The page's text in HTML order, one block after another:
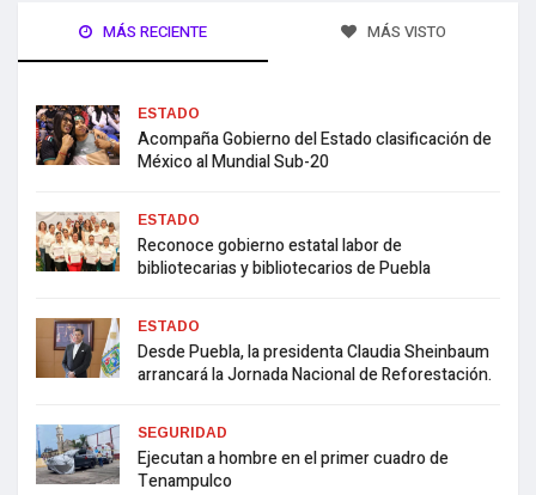
MÁS RECIENTE MÁS VISTO
ESTADO
Acompaña Gobierno del Estado clasificación de
México al Mundial Sub-20
ESTADO
Reconoce gobierno estatal labor de
bibliotecarias y bibliotecarios de Puebla
ESTADO
Desde Puebla, la presidenta Claudia Sheinbaum
arrancará la Jornada Nacional de Reforestación.
SEGURIDAD
Ejecutan a hombre en el primer cuadro de
Tenampulco